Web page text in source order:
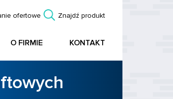
ofertowe Znajdź produkt
O FIRMIE KONTAKT